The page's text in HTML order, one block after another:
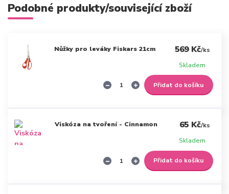
Podobné produkty/související zboží
Nůžky pro leváky Fiskars 21cm 569 Kč/ks
Skladem
Přidat do košíku
Viskóza na tvoření - Cinnamon 65 Kč/ks
Skladem
Přidat do košíku